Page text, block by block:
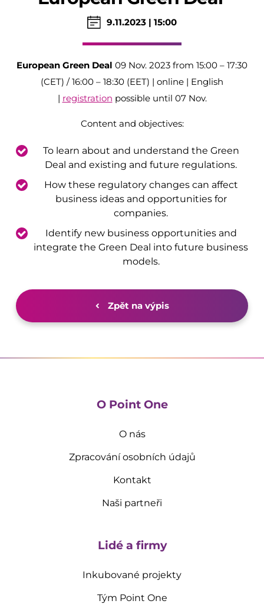
9.11.2023 | 15:00
European Green Deal 09 Nov. 2023 from 15:00 – 17:30
(CET) / 16:00 – 18:30 (EET) | online | English
| registration possible until 07 Nov.
Content and objectives:
To learn about and understand the Green
Deal and existing and future regulations.
How these regulatory changes can affect
business ideas and opportunities for
companies.
Identify new business opportunities and
integrate the Green Deal into future business
models.
Zpět na výpis
O Point One
O nás
Zpracování osobních údajů
Kontakt
Naši partneři
Lidé a firmy
Inkubované projekty
Tým Point One